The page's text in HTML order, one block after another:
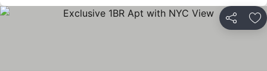
Partilhar